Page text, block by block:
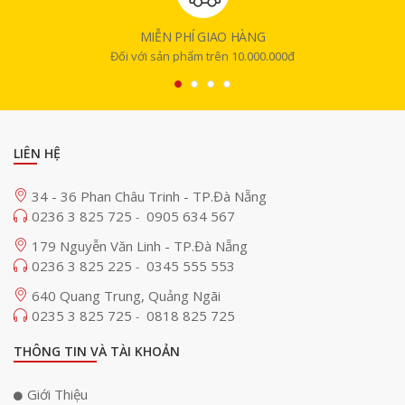
Thiết kế mới với cụm camera kép đặt dọc
iPhone 16 có thiết kế khác biệt rõ rệt so với iPhone 15. Thiết bị sở hữu
cụm camera kép được đặt dọc với đèn LED ở bên ngoài, tương tự các
dòng iPhone 12 trước đó. Sự thay đổi này giúp tạo nên thiết kế tối giản
và thẩm mỹ cao cho mặt lưng của máy, khác biệt hẳn với các dòng
iPhone trước.
MIỄN PHÍ GIAO HÀNG
Đối với sản phẩm trên 10.000.000đ
LIÊN HỆ
34 - 36 Phan Châu Trinh - TP.Đà Nẵng
0236 3 825 725 - 0905 634 567
179 Nguyễn Văn Linh - TP.Đà Nẵng
0236 3 825 225 - 0345 555 553
640 Quang Trung, Quảng Ngãi
0235 3 825 725 - 0818 825 725
THÔNG TIN VÀ TÀI KHOẢN
Giới Thiệu